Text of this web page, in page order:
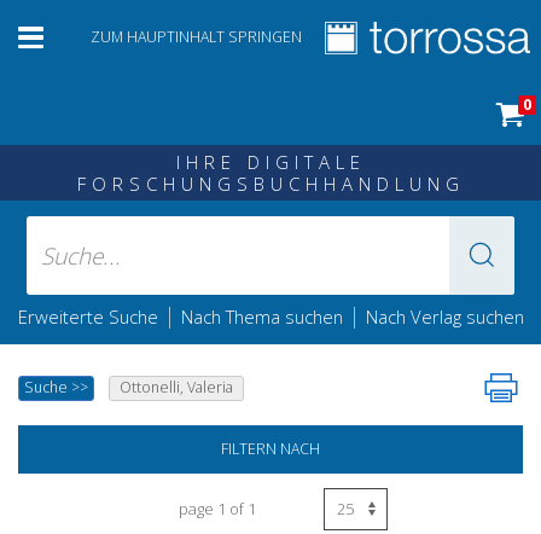
ZUM HAUPTINHALT SPRINGEN
0
IHRE DIGITALE
FORSCHUNGSBUCHHANDLUNG
Erweiterte Suche | Nach Thema suchen | Nach Verlag suchen
Suche >> Ottonelli, Valeria
FILTERN NACH
page 1 of 1